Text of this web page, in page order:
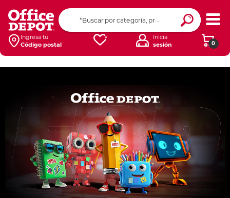
Ingresa tu
Código postal
0
Inicia
sesión